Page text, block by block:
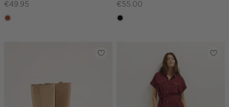
€49.95
bruin
€55.00
zwart,